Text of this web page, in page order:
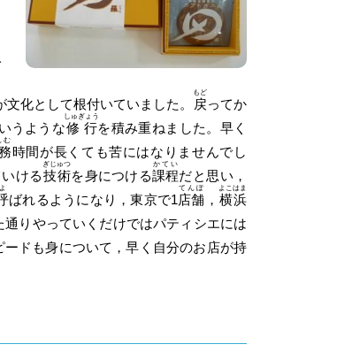
文化として根付いていました。 戻
もど
ってか
うような修行
しゅぎょう
を積み重ねました。早く
む
時間が長くても苦にはなりませんでし
ける技術
ぎじゅつ
を身につける課程
かてい
だと思い，
よ
ばれるようになり，東京で1店舗
てんぽ
， 横浜
よこはま
通りやっていくだけではパティシエには
ードも身について，早く自分のお店が持